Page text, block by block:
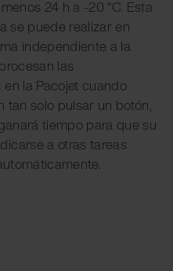
24 h a -20 °C. Esta
se puede realizar en
independiente a la
las
la Pacojet cuando
tan solo pulsar un botón,
tiempo para que su
a otras tareas